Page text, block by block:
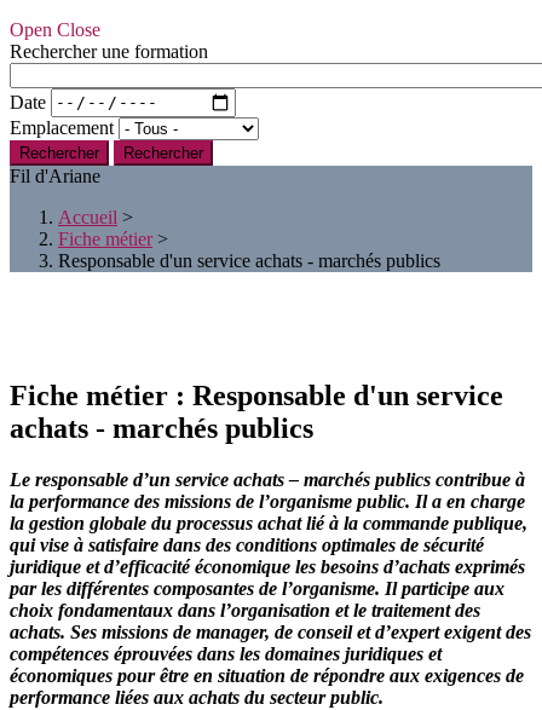
Open Close
Rechercher une formation
Date
Emplacement
Rechercher
Fil d'Ariane
Accueil >
Fiche métier>
Responsable d'un service achats - marchés publics
Fiche métier : Responsable d'un service
achats - marchés publics
Le responsable d’un service achats – marchés publics contribue à
la performance des missions de l’organisme public. Il a en charge
la gestion globale du processus achat lié à la commande publique,
qui vise à satisfaire dans des conditions optimales de sécurité
juridique et d’efficacité économique les besoins d’achats exprimés
par les différentes composantes de l’organisme. Il participe aux
choix fondamentaux dans l’organisation et le traitement des
achats. Ses missions de manager, de conseil et d’expert exigent des
compétences éprouvées dans les domaines juridiques et
économiques pour être en situation de répondre aux exigences de
performance liées aux achats du secteur public.